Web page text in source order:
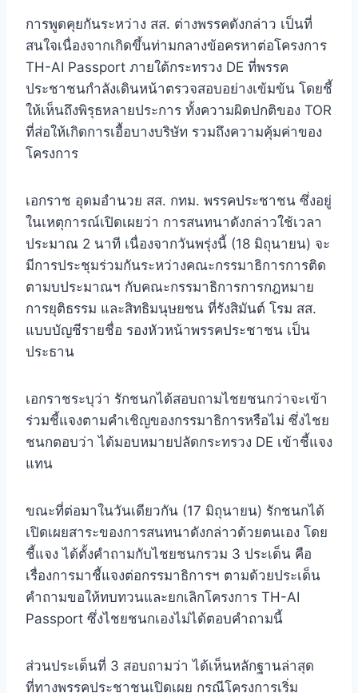
การพูดคุยกันระหว่าง สส. ต่างพรรคดังกล่าว เป็นที่
สนใจเนื่องจากเกิดขึ้นท่ามกลางข้อครหาต่อโครงการ
TH-AI Passport ภายใต้กระทรวง DE ที่พรรค
ประชาชนกำลังเดินหน้าตรวจสอบอย่างเข้มข้น โดยชี้
ให้เห็นถึงพิรุธหลายประการ ทั้งความผิดปกติของ TOR
ที่ส่อให้เกิดการเอื้อบางบริษัท รวมถึงความคุ้มค่าของ
โครงการ
เอกราช อุดมอำนวย สส. กทม. พรรคประชาชน ซึ่งอยู่
ในเหตุการณ์เปิดเผยว่า การสนทนาดังกล่าวใช้เวลา
ประมาณ 2 นาที เนื่องจากวันพรุ่งนี้ (18 มิถุนายน) จะ
มีการประชุมร่วมกันระหว่างคณะกรรมาธิการการติด
ตามบประมาณฯ กับคณะกรรมาธิการการกฎหมาย
การยุติธรรม และสิทธิมนุษยชน ที่รังสิมันต์ โรม สส.
แบบบัญชีรายชื่อ รองหัวหน้าพรรคประชาชน เป็น
ประธาน
เอกราชระบุว่า รักชนกได้สอบถามไชยชนกว่าจะเข้า
ร่วมชี้แจงตามคำเชิญของกรรมาธิการหรือไม่ ซึ่งไชย
ชนกตอบว่า ได้มอบหมายปลัดกระทรวง DE เข้าชี้แจง
แทน
ขณะที่ต่อมาในวันเดียวกัน (17 มิถุนายน) รักชนกได้
เปิดเผยสาระของการสนทนาดังกล่าวด้วยตนเอง โดย
ชี้แจง ได้ตั้งคำถามกับไชยชนกรวม 3 ประเด็น คือ
เรื่องการมาชี้แจงต่อกรรมาธิการฯ ตามด้วยประเด็น
คำถามขอให้ทบทวนและยกเลิกโครงการ TH-AI
Passport ซึ่งไชยชนกเองไม่ได้ตอบคำถามนี้
ส่วนประเด็นที่ 3 สอบถามว่า ได้เห็นหลักฐานล่าสุด
ที่ทางพรรคประชาชนเปิดเผย กรณีโครงการเริ่ม